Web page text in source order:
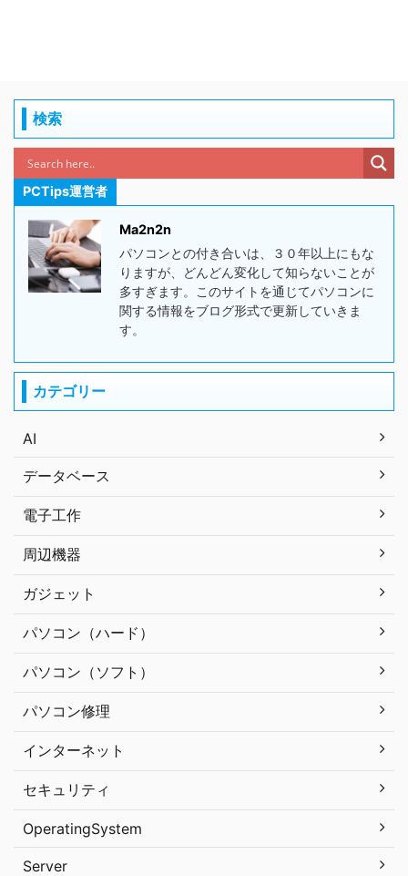
検索
PCTips運営者
Ma2n2n
パソコンとの付き合いは、３０年以上にもな
りますが、どんどん変化して知らないことが
多すぎます。このサイトを通じてパソコンに
関する情報をブログ形式で更新していきま
す。
カテゴリー
AI
データベース
電子工作
周辺機器
ガジェット
パソコン（ハード）
パソコン（ソフト）
パソコン修理
インターネット
セキュリティ
OperatingSystem
Server